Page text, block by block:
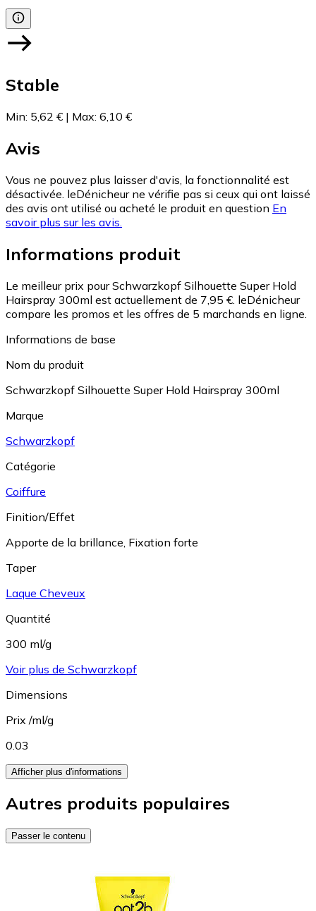
Stable
Min: 5,62 € | Max: 6,10 €
Avis
Vous ne pouvez plus laisser d'avis, la fonctionnalité est
désactivée. leDénicheur ne vérifie pas si ceux qui ont laissé
des avis ont utilisé ou acheté le produit en question En
savoir plus sur les avis.
Informations produit
Le meilleur prix pour Schwarzkopf Silhouette Super Hold
Hairspray 300ml est actuellement de 7,95 €. leDénicheur
compare les promos et les offres de 5 marchands en ligne.
Informations de base
Nom du produit
Schwarzkopf Silhouette Super Hold Hairspray 300ml
Marque
Schwarzkopf
Catégorie
Coiffure
Finition/Effet
Apporte de la brillance Fixation forte
Taper
Laque Cheveux
Quantité
300 ml/g
Voir plus de Schwarzkopf
Dimensions
Prix /ml/g
0.03
Afficher plus d'informations
Autres produits populaires
Passer le contenu